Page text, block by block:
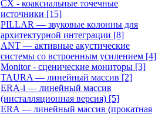
CX - коаксиальные точечные
источники [15]
PILLAR — звуковые колонны для
архитектурной интеграции [8]
ANT — активные акустические
системы со встроенным усилением [4]
Monitor - сценические мониторы [3]
TAURA — линейный массив [2]
ERA-i — линейный массив
(инсталляционная версия) [5]
ERA — линейный массив (прокатная